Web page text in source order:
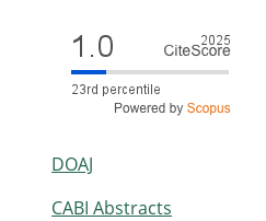
DOAJ
CABI Abstracts